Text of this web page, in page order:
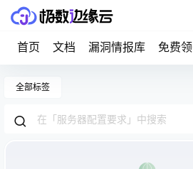
首页 文档 漏洞情报库 免费
全部标签